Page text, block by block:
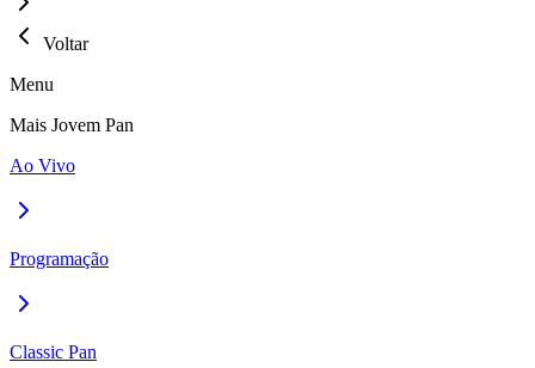
Voltar
Menu
Mais Jovem Pan
Ao Vivo
Programação
Classic Pan